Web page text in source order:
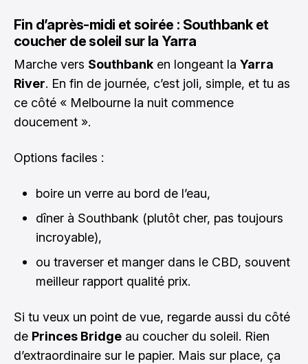
Fin d’après-midi et soirée : Southbank et
coucher de soleil sur la Yarra
Marche vers Southbank en longeant la Yarra
River. En fin de journée, c’est joli, simple, et tu as
ce côté « Melbourne la nuit commence
doucement ».
Options faciles :
boire un verre au bord de l’eau,
dîner à Southbank (plutôt cher, pas toujours
incroyable),
ou traverser et manger dans le CBD, souvent
meilleur rapport qualité prix.
Si tu veux un point de vue, regarde aussi du côté
de Princes Bridge au coucher du soleil. Rien
d’extraordinaire sur le papier. Mais sur place, ça